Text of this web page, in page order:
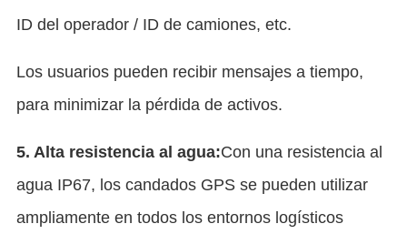
ID del operador / ID de camiones, etc.
Los usuarios pueden recibir mensajes a tiempo,
para minimizar la pérdida de activos.
5. Alta resistencia al agua:Con una resistencia al
agua IP67, los candados GPS se pueden utilizar
ampliamente en todos los entornos logísticos